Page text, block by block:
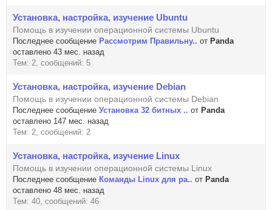
Установка, настройка, изучение Ubuntu
Помощь в изучении операционной системы Ubuntu
Последнее сообщение Рассмoтрим Правильну.. от Panda
оставлено 43 мес. назад
Тем: 2, сообщений: 5
Установка, настройка, изучение Debian
Помощь в изучении операционной системы Debian
Последнее сообщение Установка 32 битных .. от Panda
оставлено 147 мес. назад
Тем: 2, сообщений: 2
Установка, настройка, изучение Linux
Помощь в изучении операционной системы Linux
Последнее сообщение Команды Linux для ра.. от Panda
оставлено 48 мес. назад
Тем: 40, сообщений: 46